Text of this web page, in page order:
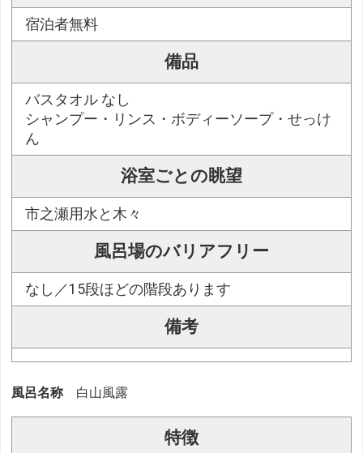
宿泊者無料
備品
バスタオル なし
シャンプー・リンス・ボディーソープ・せっけ
ん
浴室ごとの眺望
市之瀬用水と木々
風呂場のバリアフリー
なし／15段ほどの階段あります
備考
風呂名称 白山風露
特徴